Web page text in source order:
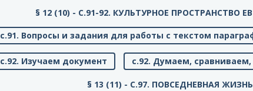
§ 12 (10) - C.91-92. КУЛЬТУРНОЕ ПРОСТРАНСТВО
с.91. Вопросы и задания для работы с текстом
с.92. Изучаем документ с.92. Думаем,
§ 13 (11) - C.97. ПОВСЕДНЕВНАЯ